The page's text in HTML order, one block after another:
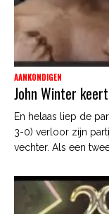
AANKONDIGEN
John Winter
En helaas liep de
3-0) verloor zijn
vechter. Als een